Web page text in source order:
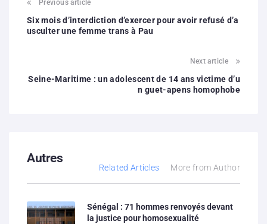
Previous article
Six mois d’interdiction d’exercer pour avoir refusé d’a
usculter une femme trans à Pau
Next article
Seine-Maritime : un adolescent de 14 ans victime d’u
n guet-apens homophobe
Autres
Related Articles More from Author
Sénégal : 71 hommes renvoyés devant
la justice pour homosexualité